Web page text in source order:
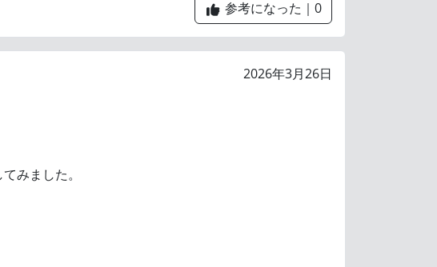
参考になった｜ 0
2026年3月26日
みました。